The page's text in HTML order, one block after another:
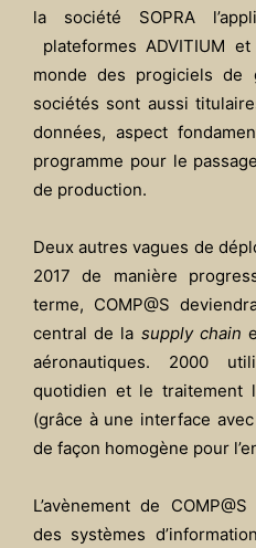
la société SOPRA
plateformes ADVITIUM
monde des progiciels de
sociétés sont aussi
données, aspect
programme pour le
de production.
Deux autres vagues de
2017 de manière
terme, COMP@S
central de la supply chain
aéronautiques. 2000
quotidien et le traitement
(grâce à une interface avec
de façon homogène pour
L’avènement de
des systèmes